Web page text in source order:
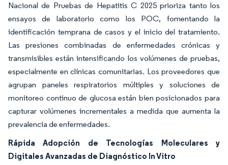
Nacional de Pruebas de Hepatitis C 2025 prioriza tanto los
ensayos de laboratorio como los POC, fomentando la
identificación temprana de casos y el inicio del tratamiento.
Las presiones combinadas de enfermedades crónicas y
transmisibles están intensificando los volúmenes de pruebas,
especialmente en clínicas comunitarias. Los proveedores que
agrupan paneles respiratorios múltiples y soluciones de
monitoreo continuo de glucosa están bien posicionados para
capturar volúmenes incrementales a medida que aumenta la
prevalencia de enfermedades.
Rápida Adopción de Tecnologías Moleculares y
Digitales Avanzadas de Diagnóstico In Vitro